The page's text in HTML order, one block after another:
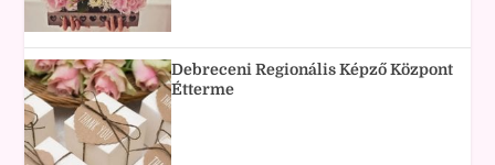
Debreceni Regionális Képző Központ
Étterme